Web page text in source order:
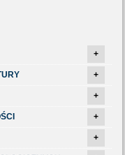
+
+
+
+
+